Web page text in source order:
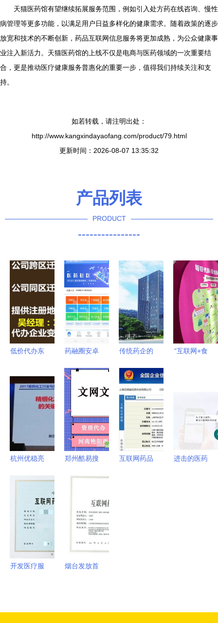
天猫医药馆有望继续拓展服务范围，例如引入处方药在线咨询、慢性
病管理等更多功能，以满足用户日益多样化的健康需求。随着政策的逐步
放宽和技术的不断创新，药品互联网信息服务将更加成熟，为公众健康事
业注入新活力。天猫医药馆的上线不仅是电商与医药领域的一次重要结
合，更是推动医疗健康服务普惠化的重要一步，值得我们持续关注和支
持。
如若转载，请注明出处：
http://www.kangxindayaofang.com/product/79.html
更新时间：2026-08-07 13:35:32
产品列表
PRODUCT
----------------
低价代办东
许可证？警
惕背后的风
险与合规陷
药融圈安卓
造药圈智能
化一站式资
料查阅服务
传统药企的
线下发展25
年后，全面
拥抱互联网
医院与药品
互联网信息
服务
“互联网+食
互联网信息
杭州优稳亮
与互联网融
合创新大
会，以智能
方案赋能行
业数字化转
型
郑州酷易搜
联网信息服
务资质与行
业发展
互联网药品
进击的医药
开发医疗服
烟台发放首